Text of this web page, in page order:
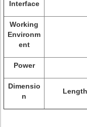
Interface
Working
Environm
ent
Power
Dimensio
n